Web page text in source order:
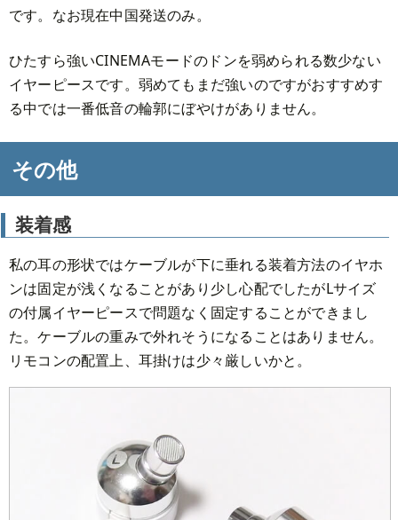
です。なお現在中国発送のみ。
ひたすら強いCINEMAモードのドンを弱められる数少ない
イヤーピースです。弱めてもまだ強いのですがおすすめす
る中では一番低音の輪郭にぼやけがありません。
その他
装着感
私の耳の形状ではケーブルが下に垂れる装着方法のイヤホ
ンは固定が浅くなることがあり少し心配でしたがLサイズ
の付属イヤーピースで問題なく固定することができまし
た。ケーブルの重みで外れそうになることはありません。
リモコンの配置上、耳掛けは少々厳しいかと。